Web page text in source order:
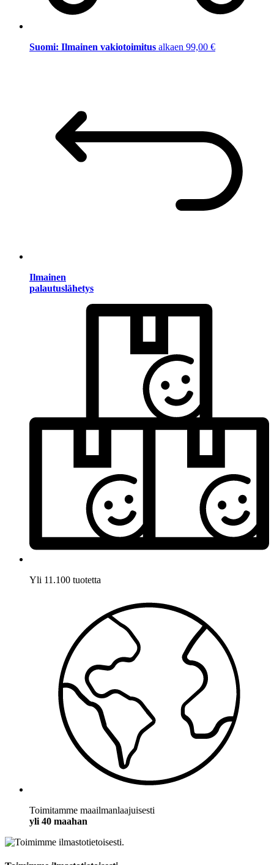
Suomi: Ilmainen vakiotoimitus alkaen 99,00 €
Ilmainen
palautuslähetys
Yli 11.100 tuotetta
Toimitamme maailmanlaajuisesti
yli 40 maahan